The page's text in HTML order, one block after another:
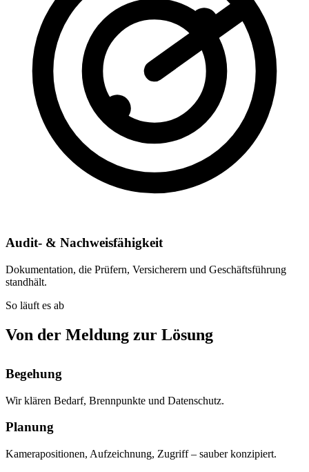
Audit- & Nachweisfähigkeit
Dokumentation, die Prüfern, Versicherern und Geschäftsführung
standhält.
So läuft es ab
Von der Meldung zur Lösung
Begehung
Wir klären Bedarf, Brennpunkte und Datenschutz.
Planung
Kamerapositionen, Aufzeichnung, Zugriff – sauber konzipiert.